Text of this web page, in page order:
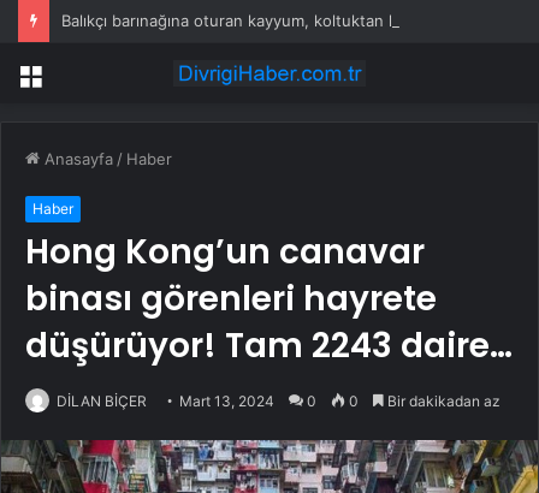
Balıkçı barınağına oturan kayyum, koltuktan kalkmıyor
Menü
Anasayfa / Haber
Haber
Hong Kong’un canavar
binası görenleri hayrete
düşürüyor! Tam 2243 daire…
DİLAN BİÇER Mart 13, 2024 0 0 Bir dakikadan az